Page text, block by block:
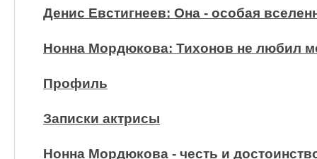
Денис Евстигнеев: Она - особая
Нонна Мордюкова: Тихонов не любил
Профиль
Записки актрисы
Нонна Мордюкова - честь и